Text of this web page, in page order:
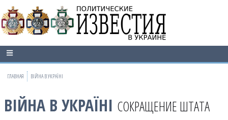
ГЛАВНАЯ ВІЙНА В УКРАЇНІ
ВІЙНА В УКРАЇНІ СОКРАЩЕНИЕ ШТАТА